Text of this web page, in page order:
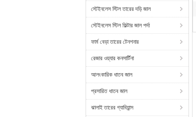
স্টেইনলেস স্টিল তারের দড়ি জাল
স্টেইনলেস স্টিল ফিল্টার জাল পর্দা
ফার্ম বেড়া তারের টেনশনার
রেজার ওয়্যার কনসার্টিনা
আলংকারিক ধাতব জাল
প্রসারিত ধাতব জাল
ঝালাই তারের গ্যাবিয়ান্স